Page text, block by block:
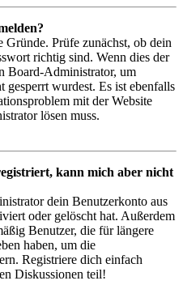
Prüfe zunächst, ob dein
richtig sind. Wenn dies der
Board-Administrator, um
gesperrt wurdest. Es ist ebenfalls
mit der Website
lösen muss.
kann mich aber nicht
dein Benutzerkonto aus
oder gelöscht hat. Außerdem
Benutzer, die für längere
haben, um die
Registriere dich einfach
Diskussionen teil!